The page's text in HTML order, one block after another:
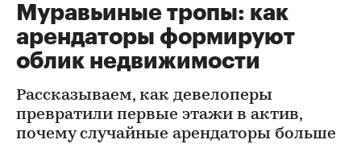
Муравьиные тропы: как
арендаторы формируют
облик недвижимости
Рассказываем, как девелоперы
превратили первые этажи в актив,
почему случайные арендаторы больше